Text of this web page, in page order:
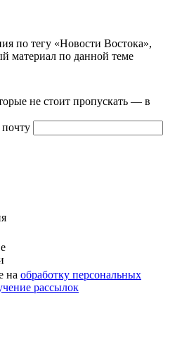
по тегу «Новости Востока»,
материал по данной теме
не стоит пропускать — в
на обработку персональных
рассылок